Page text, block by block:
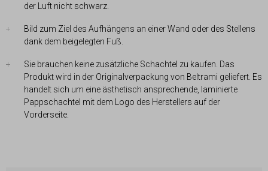
der Luft nicht schwarz.
Bild zum Ziel des Aufhängens an einer Wand oder des Stellens
dank dem beigelegten Fuß.
Sie brauchen keine zusätzliche Schachtel zu kaufen. Das
Produkt wird in der Originalverpackung von Beltrami geliefert. Es
handelt sich um eine ästhetisch ansprechende, laminierte
Pappschachtel mit dem Logo des Herstellers auf der
Vorderseite.